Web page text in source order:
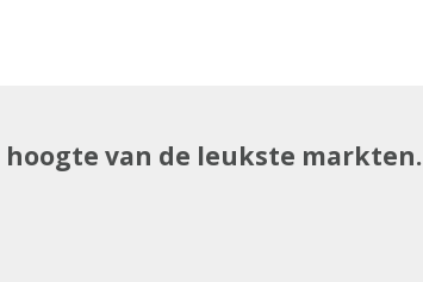
van de leukste markten.